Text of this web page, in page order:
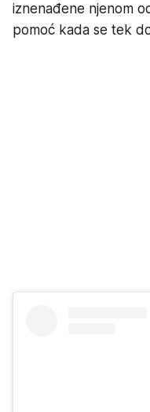
iznenađene njenom
pomoć kada se tek